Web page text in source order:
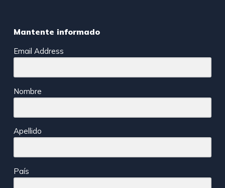
Mantente informado
Email Address
Nombre
Apellido
País